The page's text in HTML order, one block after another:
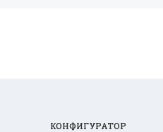
КОНФИГУРАТОР